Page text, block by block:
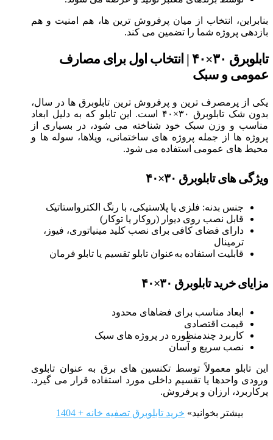
بنابراین، انتخاب از میان پرفروش‌ ترین‌ ها، هم امنیت و هم
بازدهی پروژه شما را تضمین می‌ کند.
تابلوبرق ۳۰×۴۰ | انتخاب اول برای مصارف
عمومی و سبک
یکی از پرمصرف‌ ترین و پرفروش‌ ترین تابلوبرق‌ ها در سال،
بدون شک تابلوبرق ۳۰×۴۰ است. این تابلو که به دلیل ابعاد
مناسب و وزن سبک خود شناخته می‌ شود، در بسیاری از
پروژه‌ ها از جمله پروژه‌ های ساختمانی، ویلاها، سوله‌ ها و
محیط‌ های عمومی استفاده می‌ شود.
ویژگی‌ های تابلوبرق ۳۰×۴۰
جنس بدنه: فلزی یا پلاستیکی، با رنگ الکترواستاتیک
قابل نصب روی دیوار (روکار یا توکار)
دارای فضای کافی برای نصب کلید مینیاتوری، فیوز،
ترمینال
قابلیت استفاده به‌عنوان تابلو تقسیم یا تابلو فرمان
مزایای خرید تابلوبرق ۳۰×۴۰
ابعاد مناسب برای فضاهای محدود
قیمت اقتصادی
کاربرد چندمنظوره در پروژه‌ های سبک
نصب سریع و آسان
این تابلو معمولاً توسط تکنسین‌ های برق به‌ عنوان تابلوی
ورودی واحدها یا تقسیم داخلی مورد استفاده قرار می‌ گیرد.
پرکاربرد، ارزان و پرفروش.
بیشتر بخوانید» خرید تابلوبرق تصفیه خانه + 1404